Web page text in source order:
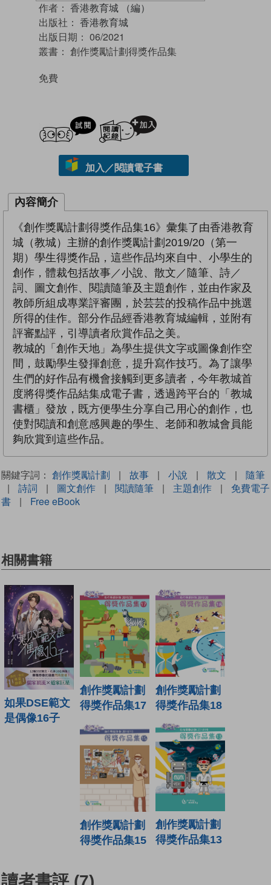
作者： 香港教育城 （編）
出版社： 香港教育城
出版日期： 06/2021
叢書： 創作獎勵計劃得獎作品集
免費
試閲
加入／閱讀電子書
內容簡介
《創作獎勵計劃得獎作品集16》彙集了由香港教育
城（教城）主辦的創作獎勵計劃2019/20（第一
期）學生得獎作品，這些作品均來自中、小學生的
創作，體裁包括故事／小說、散文／隨筆、詩／
詞、圖文創作、閱讀隨筆及主題創作，並由作家及
教師所組成專業評審團，於芸芸的投稿作品中挑選
所得的佳作。部分作品經香港教育城編輯，並附有
評審點評，引導讀者欣賞作品之美。
教城的「創作天地」為學生提供文字或圖像創作空
間，鼓勵學生發揮創意，提升寫作技巧。為了讓學
生們的好作品有機會接觸到更多讀者，今年教城首
度將得獎作品結集成電子書，透過跨平台的「教城
書櫃」發放，既方便學生分享自己用心的創作，也
使對閱讀和創意感興趣的學生、老師和教城會員能
夠欣賞到這些作品。
關鍵字詞： 創作獎勵計劃 | 故事 | 小說 | 散文 |
隨筆
|
詩詞 | 圖文創作 | 閱讀隨筆 | 主題創作 |
免費電子
書
| Free eBook
相關書籍
如果DSE範文
是偶像16子
創作獎勵計劃
得獎作品集17
創作獎勵計劃
得獎作品集18
創作獎勵計劃
得獎作品集15
創作獎勵計劃
得獎作品集13
讀者書評 (7)